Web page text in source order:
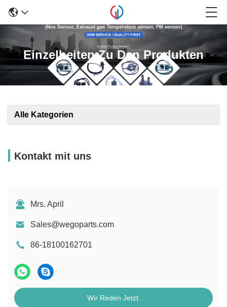
Einzelheiten Zu Den Produkten
Alle Kategorien
Kontakt mit uns
Mrs. April
Sales@wegoparts.com
86-18100162701
Wir Reden Jetzt.